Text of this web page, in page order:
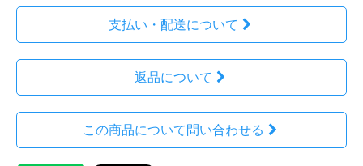
支払い・配送について
返品について
この商品について問い合わせる